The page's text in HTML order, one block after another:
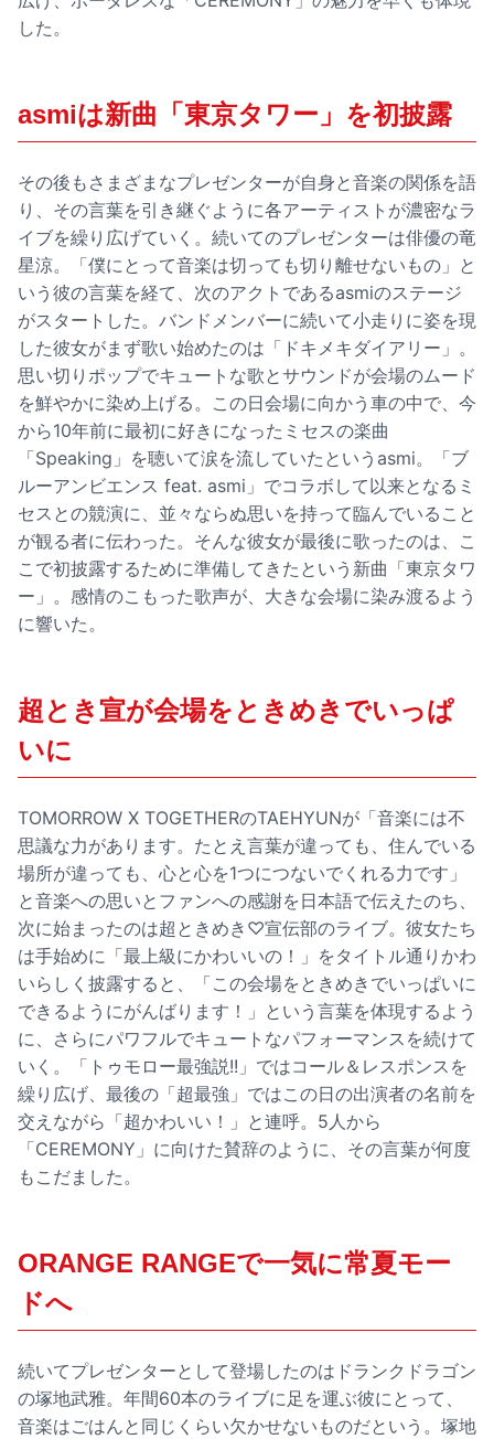
した。
asmiは新曲「東京タワー」を初披露
その後もさまざまなプレゼンターが自身と音楽の関係を語
り、その言葉を引き継ぐように各アーティストが濃密なラ
イブを繰り広げていく。続いてのプレゼンターは俳優の竜
星涼。「僕にとって音楽は切っても切り離せないもの」と
いう彼の言葉を経て、次のアクトであるasmiのステージ
がスタートした。バンドメンバーに続いて小走りに姿を現
した彼女がまず歌い始めたのは「ドキメキダイアリー」。
思い切りポップでキュートな歌とサウンドが会場のムード
を鮮やかに染め上げる。この日会場に向かう車の中で、今
から10年前に最初に好きになったミセスの楽曲
「Speaking」を聴いて涙を流していたというasmi。「ブ
ルーアンビエンス feat. asmi」でコラボして以来となるミ
セスとの競演に、並々ならぬ思いを持って臨んでいること
が観る者に伝わった。そんな彼女が最後に歌ったのは、こ
こで初披露するために準備してきたという新曲「東京タワ
ー」。感情のこもった歌声が、大きな会場に染み渡るよう
に響いた。
超とき宣が会場をときめきでいっぱ
いに
TOMORROW X TOGETHERのTAEHYUNが「音楽には不
思議な力があります。たとえ言葉が違っても、住んでいる
場所が違っても、心と心を1つにつないでくれる力です」
と音楽への思いとファンへの感謝を日本語で伝えたのち、
次に始まったのは超ときめき♡宣伝部のライブ。彼女たち
は手始めに「最上級にかわいいの！」をタイトル通りかわ
いらしく披露すると、「この会場をときめきでいっぱいに
できるようにがんばります！」という言葉を体現するよう
に、さらにパワフルでキュートなパフォーマンスを続けて
いく。「トゥモロー最強説!!」ではコール＆レスポンスを
繰り広げ、最後の「超最強」ではこの日の出演者の名前を
交えながら「超かわいい！」と連呼。5人から
「CEREMONY」に向けた賛辞のように、その言葉が何度
もこだました。
ORANGE RANGEで一気に常夏モー
ドへ
続いてプレゼンターとして登場したのはドランクドラゴン
の塚地武雅。年間60本のライブに足を運ぶ彼にとって、
音楽はごはんと同じくらい欠かせないものだという。塚地